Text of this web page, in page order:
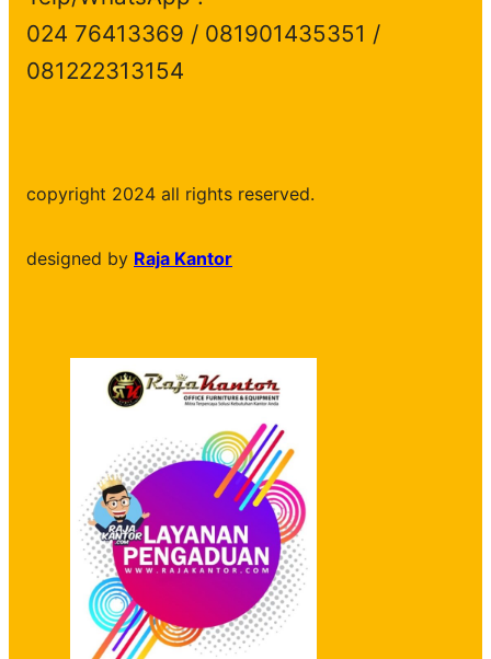
024 76413369 / 081901435351 /
081222313154
copyright 2024 all rights reserved.
designed by Raja Kantor